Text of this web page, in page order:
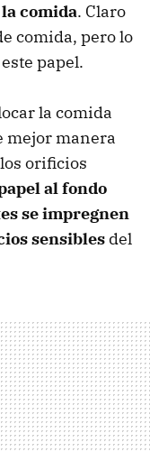
comida. Claro
comida, pero lo
papel.
la comida
mejor manera
orificios
al fondo
se impregnen
sensibles del